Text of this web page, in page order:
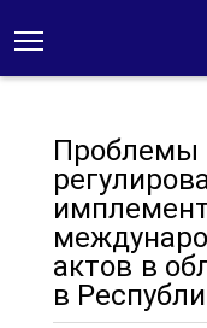
Проблемы
актов в
в